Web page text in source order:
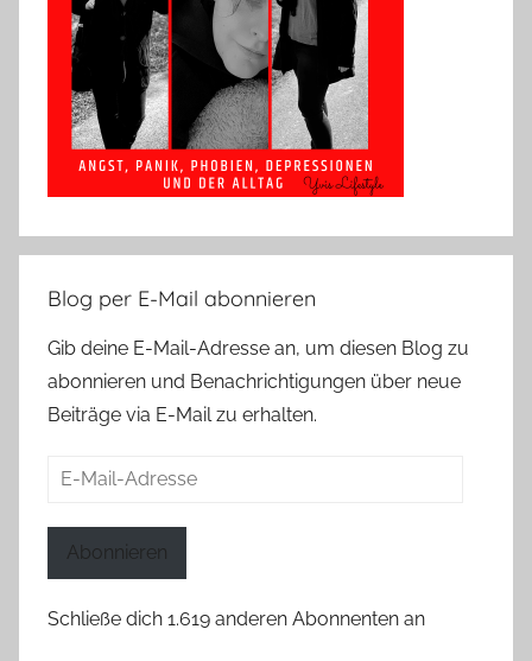
Blog per E-Mail abonnieren
Gib deine E-Mail-Adresse an, um diesen Blog zu
abonnieren und Benachrichtigungen über neue
Beiträge via E-Mail zu erhalten.
E-
Abonnieren
Schließe dich 1.619 anderen Abonnenten an